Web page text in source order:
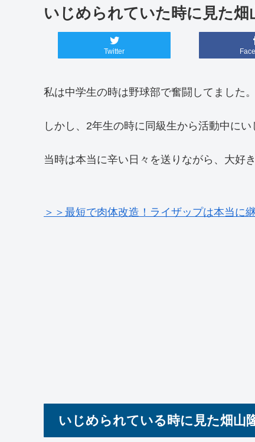
いじめられていた時に見た
Twitter
私は中学生の時は野球部で奮闘してました。
しかし、2年生の時に同級生から活動中にい
当時は本当に辛い日々を送りながら、大好
＞＞最短で肉体改造！ライザップは本当に
いじめられている時に見た畑山